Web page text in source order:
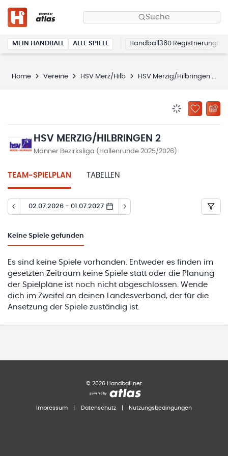
Suche
MEIN HANDBALL ALLE SPIELE Handball360 Registrierung
Home Vereine HSV Merz/Hilb HSV Merzig/Hilbringen 2
ZU
HSV MERZIG/HILBRINGEN 2
Männer Bezirksliga (Hallenrunde 2025/2026)
TEAM-SPIELPLAN TABELLEN
02.07.2026 - 01.07.2027
Keine Spiele gefunden
Es sind keine Spiele vorhanden. Entweder es finden im
gesetzten Zeitraum keine Spiele statt oder die Planung
der Spielpläne ist noch nicht abgeschlossen. Wende
dich im Zweifel an deinen Landesverband, der für die
Ansetzung der Spiele zuständig ist.
© 2026 Handball.net
Impressum Datenschutz Nutzungsbedingungen